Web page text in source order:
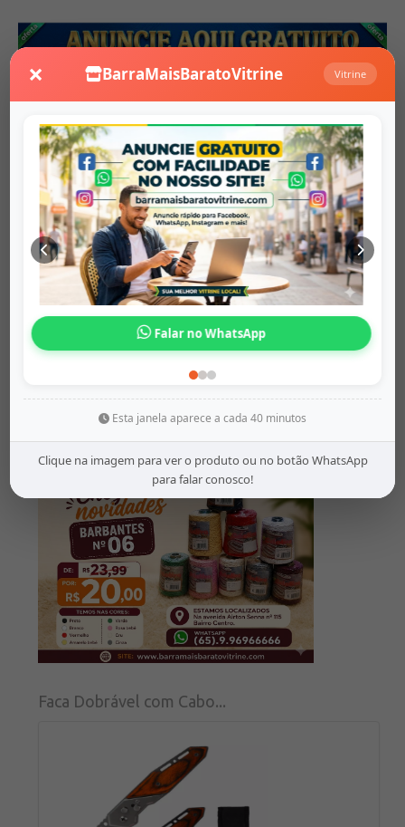
× BarraMaisBaratoVitrine Vitrine
Falar no WhatsApp
Esta janela aparece a cada 40 minutos
Clique na imagem para ver o produto ou no botão WhatsApp
para falar conosco!
Anuncio Relacionados
Mochila Escolar
barramaisbaratovitrine
R$ 99,99
Mais Detalhes
Faca Dobrável com Cabo...